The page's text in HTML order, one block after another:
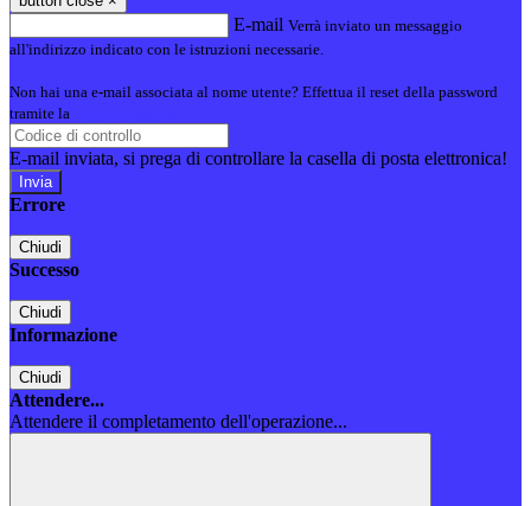
E-mail Verrà inviato un messaggio
all'indirizzo indicato con le istruzioni necessarie.
Non hai una e-mail associata al nome utente? Effettua il reset della password
tramite la
E-mail inviata, si prega di controllare la casella di posta elettronica!
Errore
Chiudi
Successo
Chiudi
Informazione
Chiudi
Attendere...
Attendere il completamento dell'operazione...